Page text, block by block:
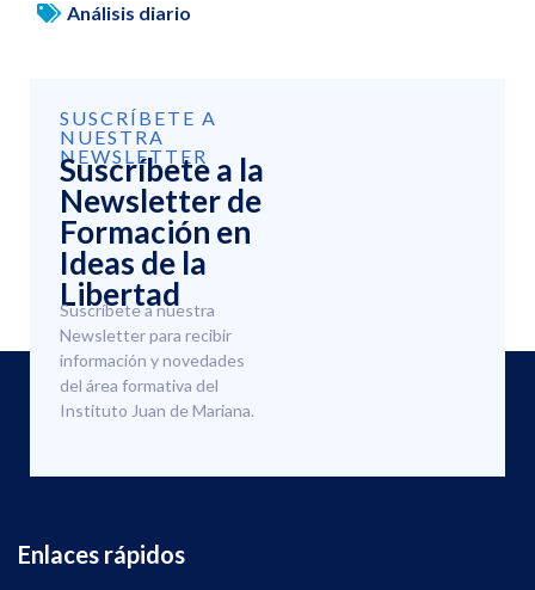
Análisis diario
SUSCRÍBETE A
NUESTRA
NEWSLETTER
Suscríbete a la
Newsletter de
Formación en
Ideas de la
Libertad
Suscríbete a nuestra
Newsletter para recibir
información y novedades
del área formativa del
Instituto Juan de Mariana.
Enlaces rápidos